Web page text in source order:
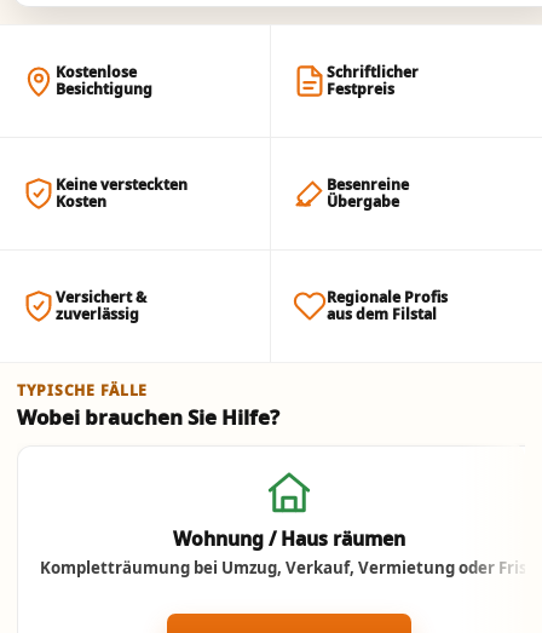
Jetzt anrufen
Kostenlose
Besichtigung
Schriftlicher
Festpreis
Keine versteckten
Kosten
Besenreine
Übergabe
Versichert &
zuverlässig
Regionale Profis
aus dem Filstal
TYPISCHE FÄLLE
Wobei brauchen Sie Hilfe?
Wohnung / Haus räumen
Kompletträumung bei Umzug, Verkauf, Vermietung oder Frist.